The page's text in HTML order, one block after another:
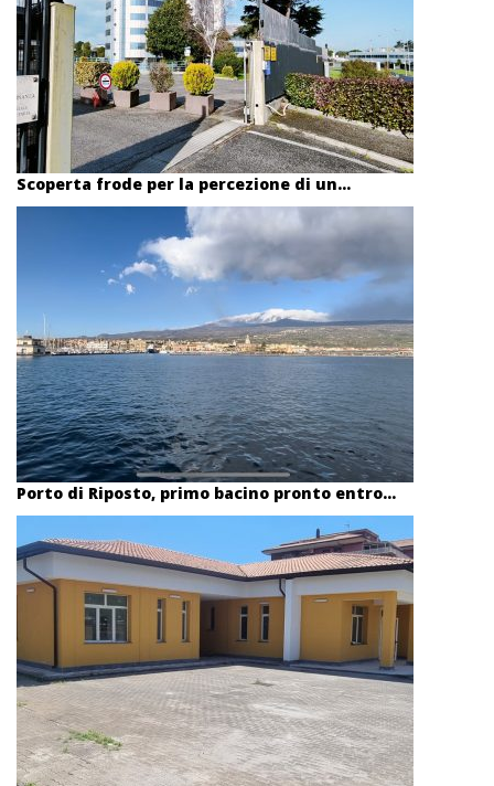
Scoperta frode per la percezione di un...
Porto di Riposto, primo bacino pronto entro...